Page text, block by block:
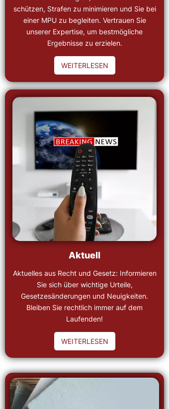
schützen, Strafen zu minimieren und Sie bei
einer MPU zu begleiten. Vertrauen Sie
unserer Expertise, um bestmögliche
Ergebnisse zu erzielen.
WEITERLESEN
Aktuell
Aktuelles aus Recht und Gesetz: Informieren
Sie sich über wichtige Urteile,
Gesetzesänderungen und Neuigkeiten.
Bleiben Sie rechtlich immer auf dem
Laufenden!
WEITERLESEN